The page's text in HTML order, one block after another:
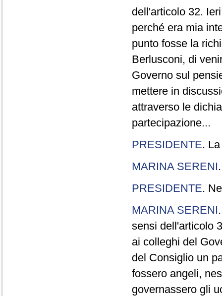
dell'articolo 32.
perché era mia
punto fosse la
Berlusconi, di
Governo sul
mettere in
attraverso le
partecipazione...
PRESIDENTE.
MARINA SERENI
PRESIDENTE.
MARINA SERENI
sensi dell'articolo
ai colleghi del
del Consiglio un
fossero angeli,
governassero gli